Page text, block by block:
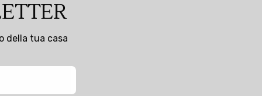
della tua casa